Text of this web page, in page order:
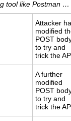
tool like Postman …
Attacker
modified
POST
to try and
trick the
A further
modified
POST
to try and
trick the